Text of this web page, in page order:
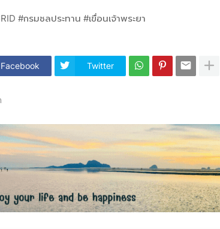
#กรมชลประทาน #เขื่อนเจ้าพระยา
Facebook Twitter